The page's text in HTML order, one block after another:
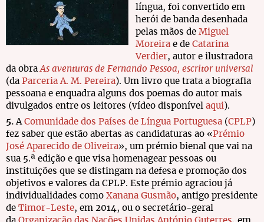
língua, foi convertido em
herói de banda desenhada
pelas mãos de Miguel
Moreira e de Catarina
Verdier, autor e ilustradora
da obra As aventuras de Fernando Pessoa, escritor universal
(da Parceria A. M. Pereira). Um livro que trata a biografia
pessoana e enquadra alguns dos poemas do autor mais
divulgados entre os leitores (vídeo disponível aqui).
5. A Comunidade dos Países de Língua Portuguesa (CPLP)
fez saber que estão abertas as candidaturas ao «Prémio
José Aparecido de Oliveira», um prémio bienal que vai na
sua 5.ª edição e que visa homenagear pessoas ou
instituições que se distingam na defesa e promoção dos
objetivos e valores da CPLP. Este prémio agraciou já
individualidades como Xanana Gusmão, antigo presidente
de Timor-Leste, em 2014, ou o secretário-geral